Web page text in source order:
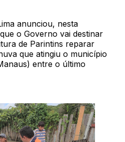
anunciou, nesta
o Governo vai destinar
de Parintins reparar
que atingiu o município
entre o último